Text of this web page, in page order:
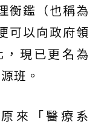
衡鑑（也稱為
可以向政府領
現已更名為
班。
來「醫療系